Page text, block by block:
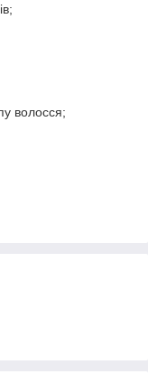
волосся;